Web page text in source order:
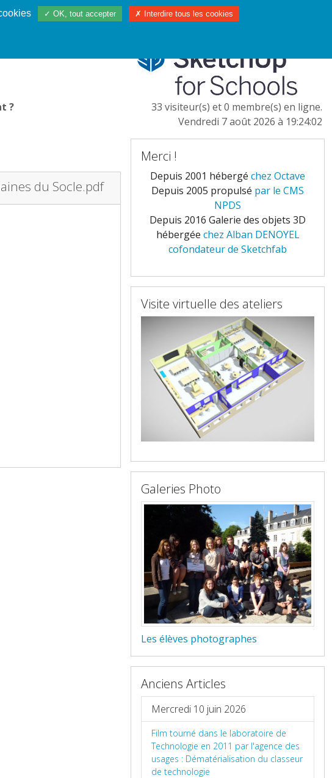
TÉC 1997/2023 L'EUROPE
?
33 visiteur(s) et 0 membre(s) en ligne.
Vendredi 7 août 2026 à 19:24:02
du Socle.pdf
Merci !
Depuis 2001 hébergé chez Octave
Depuis 2005 propulsé par le CMS
NPDS
Depuis 2016 Galerie des objets 3D
hébergée chez Alban DENOYEL
cofondateur de Sketchfab
Visite virtuelle des ateliers
Galeries Photo
Les élèves photographes
Anciens Articles
Mercredi 10 juin 2026
Film tourné dans le laboratoire de
Technologie en 2011 par l'agence des
usages : Dématérialisation du classeur
de technologie
✓ OK, tout accepter ✗ Interdire tous les cookies